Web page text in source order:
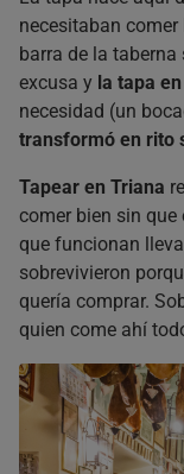
necesitaban
barra de la taberna
excusa y la tapa
necesidad (un
transformó en rito
Tapear en Triana
comer bien sin
que funcionan
sobrevivieron
quería comprar.
quien come ahí